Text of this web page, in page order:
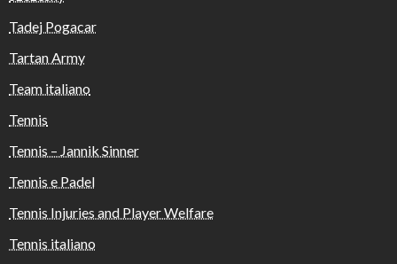
Tadej Pogacar
Tartan Army
Team italiano
Tennis
Tennis – Jannik Sinner
Tennis e Padel
Tennis Injuries and Player Welfare
Tennis italiano